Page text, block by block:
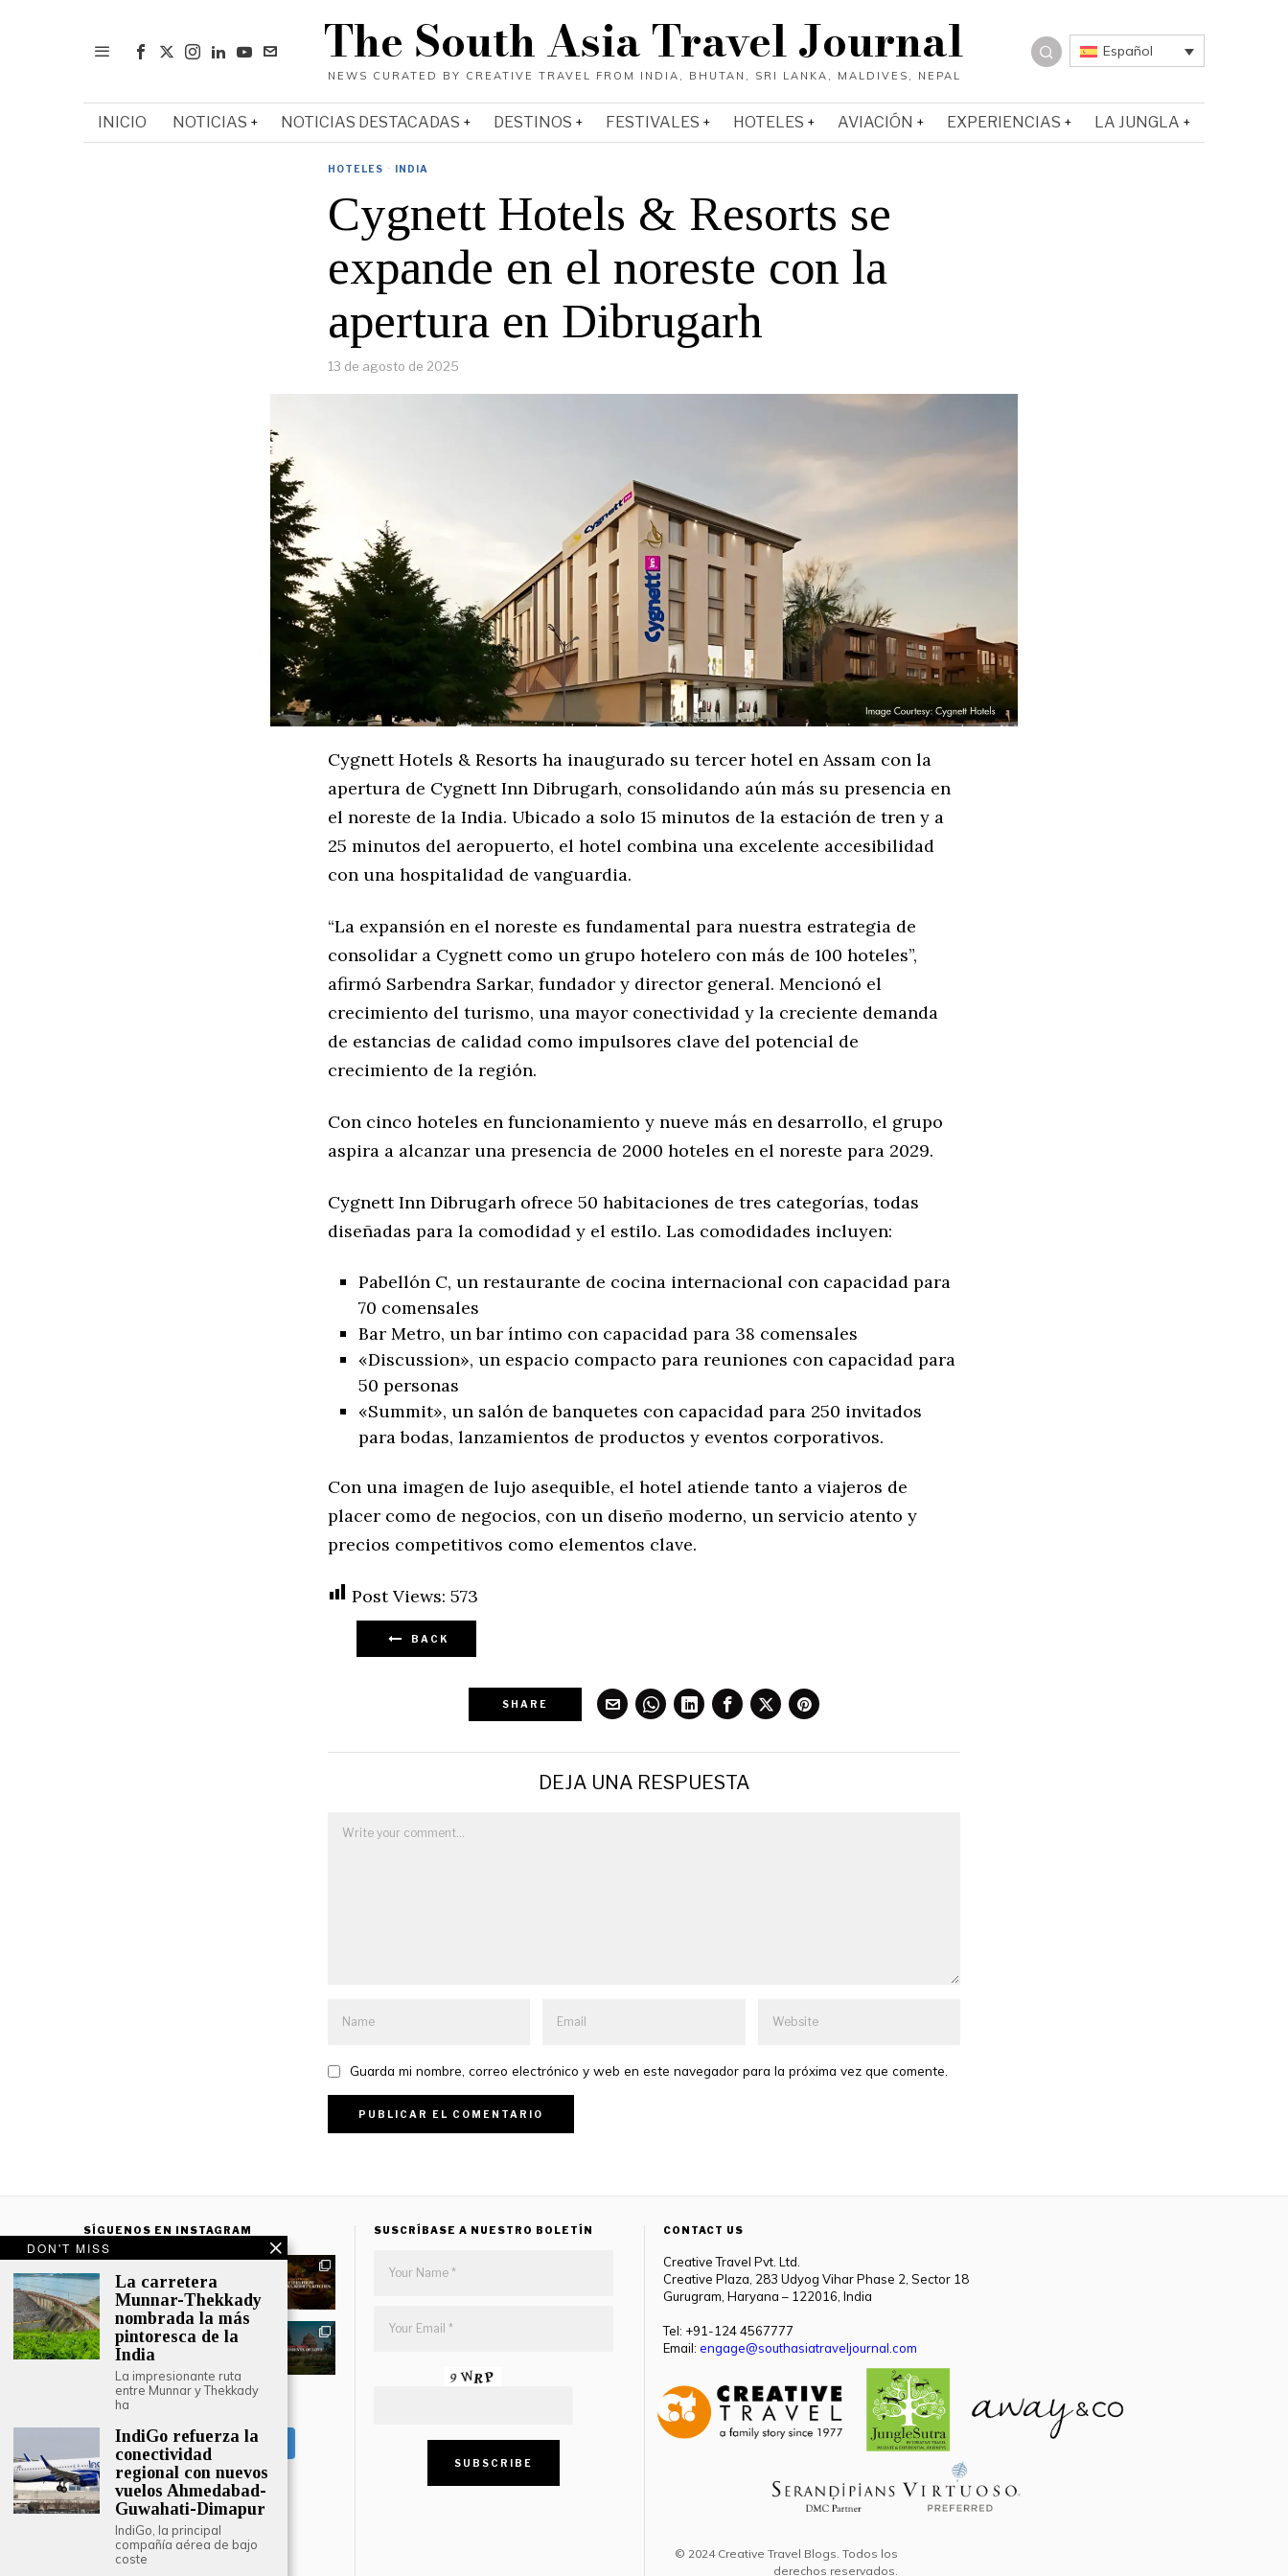
Español
The South Asia Travel Journal
INICIO NOTICIAS NOTICIAS DESTACADAS DESTINOS FESTIVALES HOTELES AVIACIÓN EXPERIENCIAS LA JUNGLA
HOTELES · INDIA
Cygnett Hotels & Resorts se
expande en el noreste con la
apertura en Dibrugarh
13 de agosto de 2025
Cygnett Hotels & Resorts ha inaugurado su tercer hotel en Assam con la
apertura de Cygnett Inn Dibrugarh, consolidando aún más su presencia en
el noreste de la India. Ubicado a solo 15 minutos de la estación de tren y a
25 minutos del aeropuerto, el hotel combina una excelente accesibilidad
con una hospitalidad de vanguardia.
“La expansión en el noreste es fundamental para nuestra estrategia de
consolidar a Cygnett como un grupo hotelero con más de 100 hoteles”,
afirmó Sarbendra Sarkar, fundador y director general. Mencionó el
crecimiento del turismo, una mayor conectividad y la creciente demanda
de estancias de calidad como impulsores clave del potencial de
crecimiento de la región.
Con cinco hoteles en funcionamiento y nueve más en desarrollo, el grupo
aspira a alcanzar una presencia de 2000 hoteles en el noreste para 2029.
Cygnett Inn Dibrugarh ofrece 50 habitaciones de tres categorías, todas
diseñadas para la comodidad y el estilo. Las comodidades incluyen:
Pabellón C, un restaurante de cocina internacional con capacidad para
70 comensales
Bar Metro, un bar íntimo con capacidad para 38 comensales
«Discussion», un espacio compacto para reuniones con capacidad para
50 personas
«Summit», un salón de banquetes con capacidad para 250 invitados
para bodas, lanzamientos de productos y eventos corporativos.
Con una imagen de lujo asequible, el hotel atiende tanto a viajeros de
placer como de negocios, con un diseño moderno, un servicio atento y
precios competitivos como elementos clave.
Post Views: 573
BACK
SHARE
DEJA UNA RESPUESTA
Guarda mi nombre, correo electrónico y web en este navegador para la próxima vez que comente.
SÍGUENOS EN INSTAGRAM
Seguir en Instagram
SUSCRÍBASE A NUESTRO BOLETÍN CONTACT US
Creative Travel Pvt. Ltd.
Creative Plaza, 283 Udyog Vihar Phase 2, Sector 18
Gurugram, Haryana – 122016, India
Tel: +91-124 4567777
Email: engage@southasiatraveljournal.com
© 2024 Creative Travel Blogs. Todos los
derechos reservados.
DON'T MISS
La carretera
Munnar-Thekkady
nombrada la más
pintoresca de la
India
La impresionante ruta
entre Munnar y Thekkady
ha
IndiGo refuerza la
conectividad
regional con nuevos
vuelos Ahmedabad-
Guwahati-Dimapur
IndiGo, la principal
compañía aérea de bajo
coste